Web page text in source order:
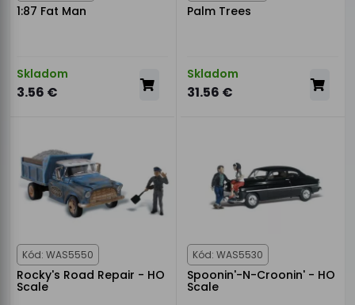
1:87 Fat Man
Skladom
3.56 €
Palm Trees
Skladom
31.56 €
Kód: WAS5550
Rocky's Road Repair - HO
Scale
Kód: WAS5530
Spoonin'-N-Croonin' - HO
Scale